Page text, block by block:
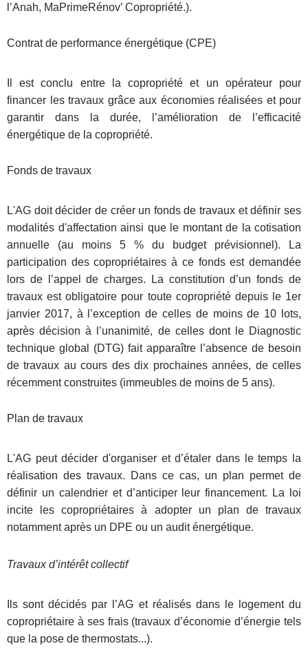
l’Anah, MaPrimeRénov’ Copropriété.).
Contrat de performance énergétique (CPE)
Il est conclu entre la copropriété et un opérateur pour
financer les travaux grâce aux économies réalisées et pour
garantir dans la durée, l’amélioration de l’efficacité
énergétique de la copropriété.
Fonds de travaux
L'AG doit décider de créer un fonds de travaux et définir ses
modalités d'affectation ainsi que le montant de la cotisation
annuelle (au moins 5 % du budget prévisionnel). La
participation des copropriétaires à ce fonds est demandée
lors de l’appel de charges. La constitution d’un fonds de
travaux est obligatoire pour toute copropriété depuis le 1er
janvier 2017, à l’exception de celles de moins de 10 lots,
après décision à l’unanimité, de celles dont le Diagnostic
technique global (DTG) fait apparaître l’absence de besoin
de travaux au cours des dix prochaines années, de celles
récemment construites (immeubles de moins de 5 ans).
Plan de travaux
L'AG peut décider d'organiser et d’étaler dans le temps la
réalisation des travaux. Dans ce cas, un plan permet de
définir un calendrier et d’anticiper leur financement. La loi
incite les copropriétaires à adopter un plan de travaux
notamment après un DPE ou un audit énergétique.
Travaux d’intérêt collectif
Ils sont décidés par l’AG et réalisés dans le logement du
copropriétaire à ses frais (travaux d’économie d’énergie tels
que la pose de thermostats...).